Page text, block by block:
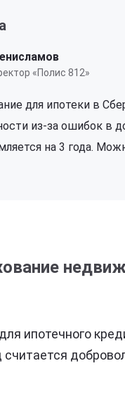
«Полис 812»
для ипотеки в
из‑за ошибок в
на 3 года.
ипотечного